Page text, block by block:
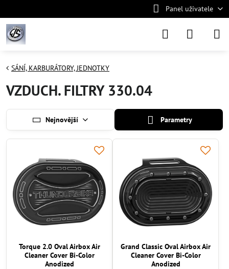
Panel uživatele
SÁNÍ, KARBURÁTORY, JEDNOTKY
VZDUCH. FILTRY 330.04
Nejnovější Parametry
Torque 2.0 Oval Airbox Air
Cleaner Cover Bi-Color
Anodized
Grand Classic Oval Airbox Air
Cleaner Cover Bi-Color
Anodized